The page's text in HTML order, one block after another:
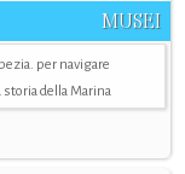
MUSEI
per navigare
storia della Marina